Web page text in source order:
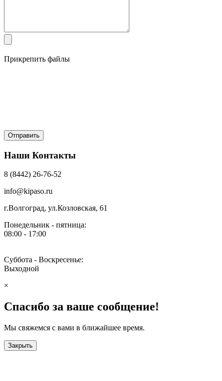
Прикрепить файлы
Наши Контакты
8 (8442) 26-76-52
info@kipaso.ru
г.Волгоград, ул.Козловская, 61
Понедельник - пятница:
08:00 - 17:00
Суббота - Воскресенье:
Выходной
×
Спасибо за ваше сообщение!
Мы свяжемся с вами в ближайшее время.
Закрыть